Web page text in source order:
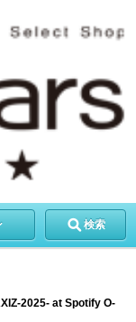
検索
2025- at Spotify O-